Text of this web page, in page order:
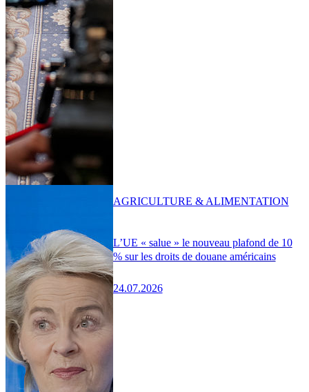
L’UE « salue » le nouveau plafond de 10
% sur les droits de douane américains
24.07.2026
AGRICULTURE & ALIMENTATION